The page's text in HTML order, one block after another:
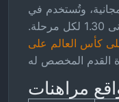
المجانية، وتُستخدم في
مجموعات من ثلاثة أحداث بحد أدنى 1.30 لكل مرحلة.